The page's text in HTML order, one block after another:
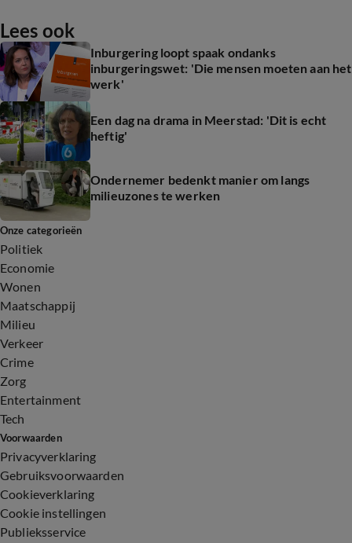
Lees ook
Inburgering loopt spaak ondanks
inburgeringswet: 'Die mensen moeten aan het
werk'
Een dag na drama in Meerstad: 'Dit is echt
heftig'
Ondernemer bedenkt manier om langs
milieuzones te werken
Onze categorieën
Politiek
Economie
Wonen
Maatschappij
Milieu
Verkeer
Crime
Zorg
Entertainment
Tech
Voorwaarden
Privacyverklaring
Gebruiksvoorwaarden
Cookieverklaring
Cookie instellingen
Publieksservice